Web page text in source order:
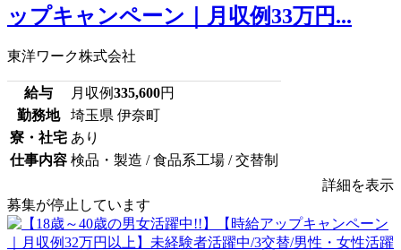
ップキャンペーン｜月収例33万円...
東洋ワーク株式会社
給与 月収例335,600円
勤務地
埼玉県 伊奈町
寮・社宅 あり
仕事内容 検品・製造 / 食品系工場 / 交替制
詳細を表示
募集が停止しています